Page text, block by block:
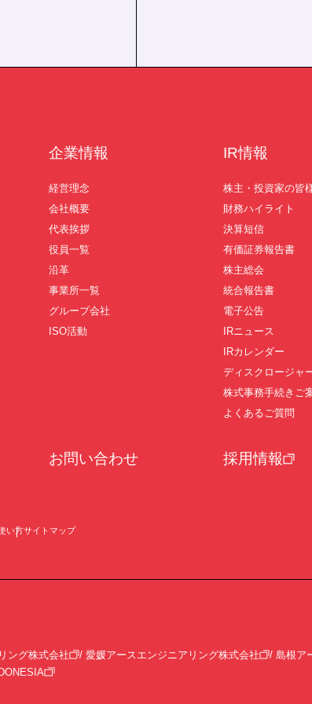
企業情報
経営理念
会社概要
代表挨拶
役員一覧
沿革
事業所一覧
グループ会社
ISO活動
IR情報
株主・投資家の皆
財務ハイライト
決算短信
有価証券報告書
株主総会
統合報告書
電子公告
IRニュース
IRカレンダー
ディスクロージャ
株式事務手続きご
よくあるご質問
お問い合わせ 採用情報
い方サイトマップ
ング株式会社 愛媛アースエンジニアリング株式会社
島根ア